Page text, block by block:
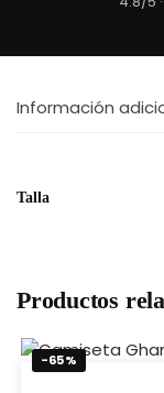
Información
Talla
Productos
-65%